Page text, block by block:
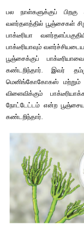
ஆண்டிபயாடிக்
1928ஆம் ஆண்டில்
காரணமான
வளர்தளத்தில்
மேற்கொண்டார்.
மேசையைச் சுத்தம்
சென்றுவிட்டார்.
பல நாள்களுக்குப்
வளர்தளத்தில்
பாக்டீரியா
பாக்டீரியாவும்
பூஞ்சைக்குப்
கண்டறிந்தார்.
மெனிங்கோகோகஸ்